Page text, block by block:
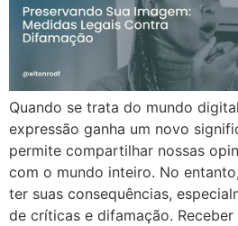
Quando se trata do mundo
expressão ganha um novo
permite compartilhar nossas
com o mundo inteiro. No
ter suas consequências,
de críticas e difamação.